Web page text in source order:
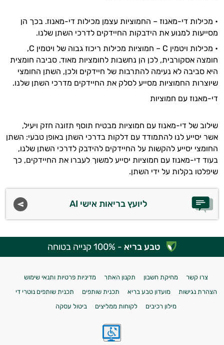
• מכילות די-מאנוז – החמוציות עצמן מכילות די-מאנוז. בכך הן
מסייעות למנוע את הידבקות החיידקים לדרכי השתן שלנו.
• מכילות ויטמין C – חמוציות מכילות ריכוז גבוה של ויטמין C,
חומצה אסקורבית, לכן הן נחשבות לחומציות מאוד. סביבה חומצית
היא סביבה לא נעימה להתרבות של חיידקים ולכן, השתן החומצי
שיוצרות החמוציות מסייע לסלק את החיידקים מדרכי השתן שלנו.
די-מאנוז עם חמוציות
שילוב של די-מאנוז עם חמוציות מבטיח תוסף תזונה חזק ויעיל,
אשר יסייע לנו להתמודד עם דלקות בדרכי השתן באופן טבעי: השתן
החומצי יסייע להקשות על החיידקים להידבק לדרכי השתן שלנו,
בעוד די-מאנוז עם חמוציות יסייע למשוך לעברו את החיידקים, כך
שיפלטו בקלות על ידי השתן.
ליועץ בריאות אישי AI
טבע בריא - 100% קנייה בטוחה
צרו קשר מחיקת חשבון תקנון האתר
מדיניות פרטיות ותנאי שימוש
הצהרת נגישות
מועדון טבע בריא תכנית שותפים
תכנית שותפים נוטרי די
מילון רכיבים
לקוחות ממליצים ביטול עסקה